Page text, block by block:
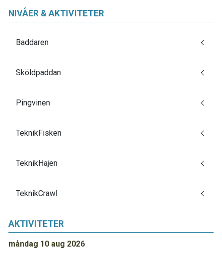
NIVÅER & AKTIVITETER
Baddaren
Sköldpaddan
Pingvinen
TeknikFisken
TeknikHajen
TeknikCrawl
AKTIVITETER
måndag 10 aug 2026